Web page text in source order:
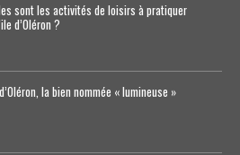
sont les activités de loisirs à pratiquer
d’Oléron ?
la bien nommée « lumineuse »